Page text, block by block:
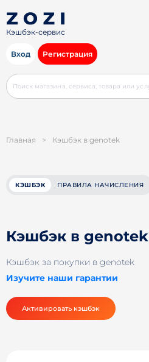
Кэшбэк-сервис
Вход Регистрация
Главная > Кэшбэк в genotek
КЭШБЭК ПРАВИЛА НАЧИСЛЕНИЯ
Кэшбэк в genotek
Кэшбэк за покупки в genotek
Изучите наши гарантии
Активировать кэшбэк